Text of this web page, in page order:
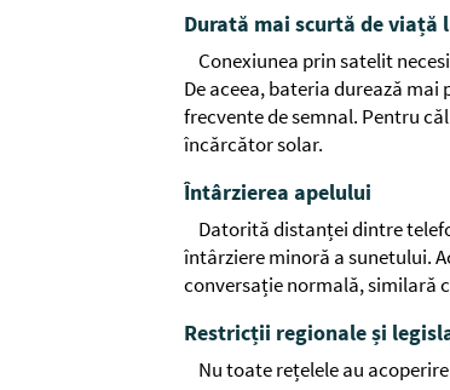
Durată mai scurtă de viață
Conexiunea prin satelit
De aceea, bateria durează
frecvente de semnal. Pentru
încărcător solar.
Întârzierea apelului
Datorită distanței dintre
întârziere minoră a sunetului.
conversație normală, similară
Restricții regionale și
Nu toate rețelele au